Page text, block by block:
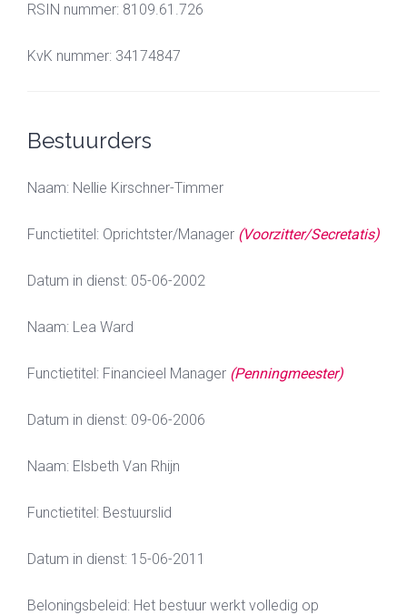
RSIN nummer: 8109.61.726
KvK nummer: 34174847
Bestuurders
Naam: Nellie Kirschner-Timmer
Functietitel: Oprichtster/Manager (Voorzitter/Secretatis)
Datum in dienst: 05-06-2002
Naam: Lea Ward
Functietitel: Financieel Manager (Penningmeester)
Datum in dienst: 09-06-2006
Naam: Elsbeth Van Rhijn
Functietitel: Bestuurslid
Datum in dienst: 15-06-2011
Beloningsbeleid: Het bestuur werkt volledig op